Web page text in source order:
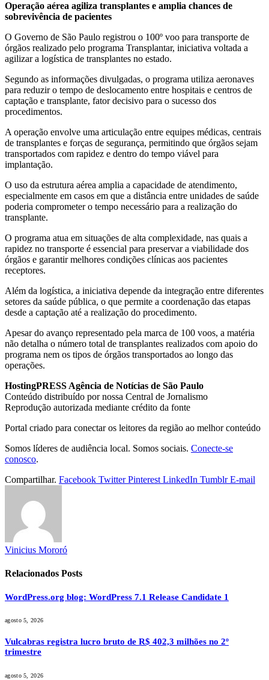
Operação aérea agiliza transplantes e amplia chances de
sobrevivência de pacientes
O Governo de São Paulo registrou o 100º voo para transporte de
órgãos realizado pelo programa Transplantar, iniciativa voltada a
agilizar a logística de transplantes no estado.
Segundo as informações divulgadas, o programa utiliza aeronaves
para reduzir o tempo de deslocamento entre hospitais e centros de
captação e transplante, fator decisivo para o sucesso dos
procedimentos.
A operação envolve uma articulação entre equipes médicas, centrais
de transplantes e forças de segurança, permitindo que órgãos sejam
transportados com rapidez e dentro do tempo viável para
implantação.
O uso da estrutura aérea amplia a capacidade de atendimento,
especialmente em casos em que a distância entre unidades de saúde
poderia comprometer o tempo necessário para a realização do
transplante.
O programa atua em situações de alta complexidade, nas quais a
rapidez no transporte é essencial para preservar a viabilidade dos
órgãos e garantir melhores condições clínicas aos pacientes
receptores.
Além da logística, a iniciativa depende da integração entre diferentes
setores da saúde pública, o que permite a coordenação das etapas
desde a captação até a realização do procedimento.
Apesar do avanço representado pela marca de 100 voos, a matéria
não detalha o número total de transplantes realizados com apoio do
programa nem os tipos de órgãos transportados ao longo das
operações.
HostingPRESS Agência de Notícias de São Paulo
Conteúdo distribuído por nossa Central de Jornalismo
Reprodução autorizada mediante crédito da fonte
Portal criado para conectar os leitores da região ao melhor conteúdo
Somos líderes de audiência local. Somos sociais. Conecte-se
conosco.
Compartilhar. Facebook Twitter Pinterest LinkedIn Tumblr E-mail
Vinicius Mororó
Relacionados Posts
WordPress.org blog: WordPress 7.1 Release Candidate 1
agosto 5, 2026
Vulcabras registra lucro bruto de R$ 402,3 milhões no 2º
trimestre
agosto 5, 2026